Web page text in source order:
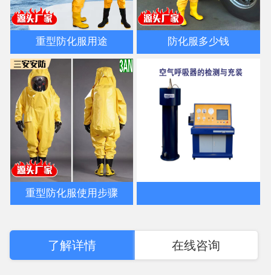
重型防化服用途 防化服多少钱
重型防化服使用步骤
了解详情 在线咨询